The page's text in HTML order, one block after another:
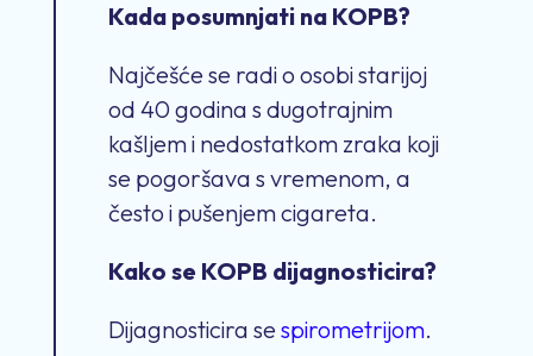
Kada posumnjati na KOPB?
Najčešće se radi o osobi starijoj
od 40 godina s dugotrajnim
kašljem i nedostatkom zraka koji
se pogoršava s vremenom, a
često i pušenjem cigareta.
Kako se KOPB dijagnosticira?
Dijagnosticira sespirometrijom.